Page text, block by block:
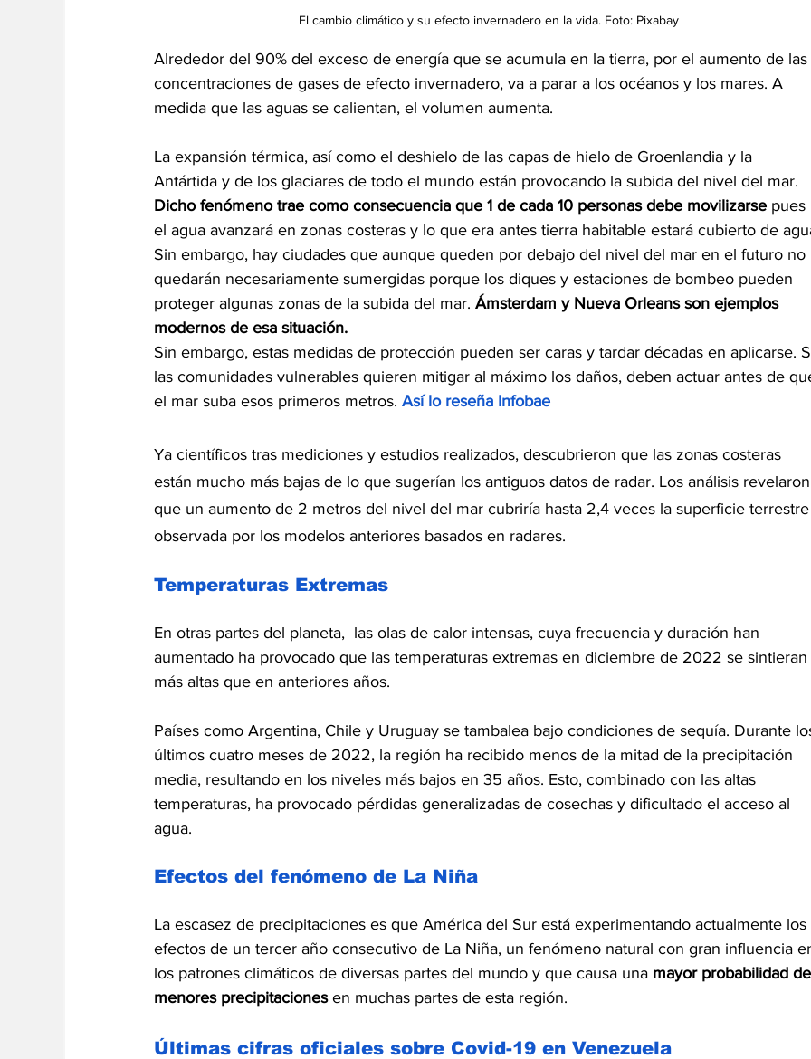
El cambio climático y su efecto invernadero en la vida. Foto: Pixabay
Alrededor del 90% del exceso de energía que se acumula en la tierra, por el aumento de las
concentraciones de gases de efecto invernadero, va a parar a los océanos y los mares. A
medida que las aguas se calientan, el volumen aumenta.
La expansión térmica, así como el deshielo de las capas de hielo de Groenlandia y la
Antártida y de los glaciares de todo el mundo están provocando la subida del nivel del mar.
Dicho fenómeno trae como consecuencia que 1 de cada 10 personas debe movilizarse pues
el agua avanzará en zonas costeras y lo que era antes tierra habitable estará cubierto de
Sin embargo, hay ciudades que aunque queden por debajo del nivel del mar en el futuro no
quedarán necesariamente sumergidas porque los diques y estaciones de bombeo pueden
proteger algunas zonas de la subida del mar. Ámsterdam y Nueva Orleans son ejemplos
modernos de esa situación.
Sin embargo, estas medidas de protección pueden ser caras y tardar décadas en aplicarse.
las comunidades vulnerables quieren mitigar al máximo los daños, deben actuar antes de
el mar suba esos primeros metros. Así lo reseña Infobae
Ya científicos tras mediciones y estudios realizados, descubrieron que las zonas costeras
están mucho más bajas de lo que sugerían los antiguos datos de radar. Los análisis revelaron
que un aumento de 2 metros del nivel del mar cubriría hasta 2,4 veces la superficie terrestre
observada por los modelos anteriores basados en radares.
Temperaturas Extremas
En otras partes del planeta,  las olas de calor intensas, cuya frecuencia y duración han
aumentado ha provocado que las temperaturas extremas en diciembre de 2022 se sintieran
más altas que en anteriores años.
Países como Argentina, Chile y Uruguay se tambalea bajo condiciones de sequía. Durante
últimos cuatro meses de 2022, la región ha recibido menos de la mitad de la precipitación
media, resultando en los niveles más bajos en 35 años. Esto, combinado con las altas
temperaturas, ha provocado pérdidas generalizadas de cosechas y dificultado el acceso al
agua.
Efectos del fenómeno de La Niña
La escasez de precipitaciones es que América del Sur está experimentando actualmente los
efectos de un tercer año consecutivo de La Niña, un fenómeno natural con gran influencia
los patrones climáticos de diversas partes del mundo y que causa una mayor probabilidad de
menores precipitaciones en muchas partes de esta región.
Últimas cifras oficiales sobre Covid-19 en Venezuela